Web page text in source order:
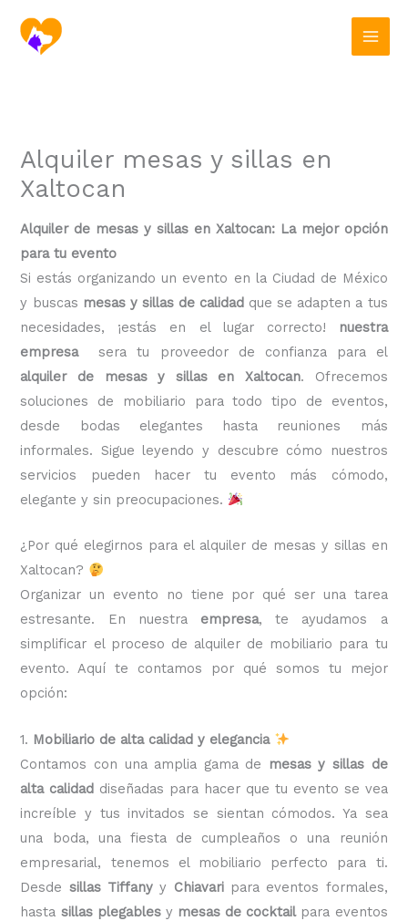
contenido
Alquiler mesas y sillas en
Xaltocan
Alquiler de mesas y sillas en Xaltocan: La mejor opción
para tu evento
Si estás organizando un evento en la Ciudad de México
y buscas mesas y sillas de calidad que se adapten a tus
necesidades, ¡estás en el lugar correcto!
nuestra
empresa
sera tu proveedor de confianza para el
alquiler de mesas y sillas en Xaltocan. Ofrecemos
soluciones de mobiliario para todo tipo de eventos,
desde bodas elegantes hasta reuniones más
informales. Sigue leyendo y descubre cómo nuestros
servicios pueden hacer tu evento más cómodo,
elegante y sin preocupaciones.
¿Por qué elegirnos para el alquiler de mesas y sillas en
Xaltocan?
Organizar un evento no tiene por qué ser una tarea
estresante. En nuestra empresa, te ayudamos a
simplificar el proceso de alquiler de mobiliario para tu
evento. Aquí te contamos por qué somos tu mejor
opción:
1. Mobiliario de alta calidad y elegancia
Contamos con una amplia gama de
mesas y sillas de
alta calidad diseñadas para hacer que tu evento se vea
increíble y tus invitados se sientan cómodos. Ya sea
una boda, una fiesta de cumpleaños o una reunión
empresarial, tenemos el mobiliario perfecto para ti.
Desde sillas Tiffany y Chiavaripara eventos formales,
hasta sillas plegablesy mesas de cocktailpara eventos